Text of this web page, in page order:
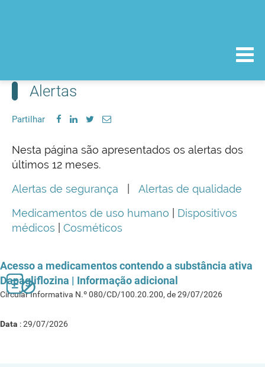
Alertas
Partilhar
Nesta página são apresentados os alertas dos
últimos 12 meses.
Alertas de segurança
Alertas de qualidade
Medicamentos de uso humano
Dispositivos
médicos
Cosméticos
Acesso a medicamentos contendo a substância ativa
Dapagliflozina | Informação adicional
Circular Informativa N.º 080/CD/100.20.200, de 29/07/2026
Data : 29/07/2026